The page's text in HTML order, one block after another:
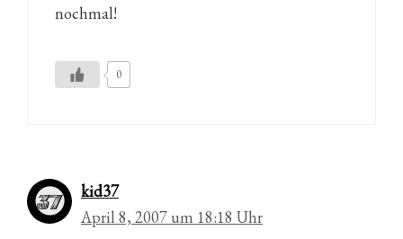
nochmal!
0
kid37
April 8, 2007 um 18:18 Uhr